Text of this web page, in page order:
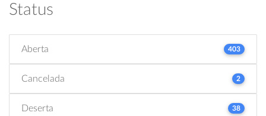
Status
Aberta 403
Cancelada 2
Deserta 38